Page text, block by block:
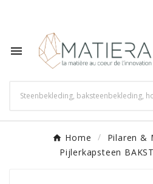

Home
Pilaren &
Pijlerkapsteen